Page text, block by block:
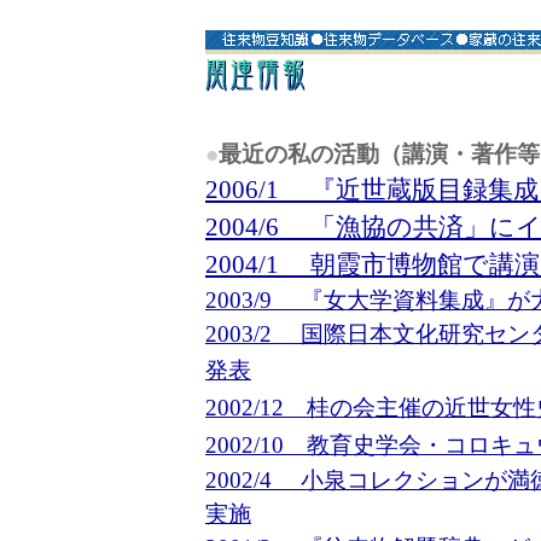
●最近の私の活動（講演・著作
2006/1 『近世蔵版目録集
2004/6 「漁協の共済」に
2004/1 朝霞市博物館で講
2003/9 『女大学資料集成』が
2003/2 国際日本文化研究セン
発表
2002/12 桂の会主催の近世女
2002/10 教育史学会・コロキ
2002/4 小泉コレクションが満
実施